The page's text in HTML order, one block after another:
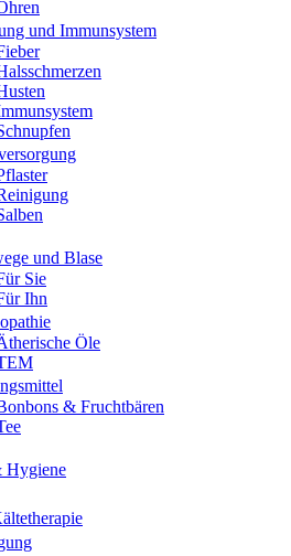
und Immunsystem
und Blase
Sie
Ihn
Öle
& Fruchtbären
Hygiene